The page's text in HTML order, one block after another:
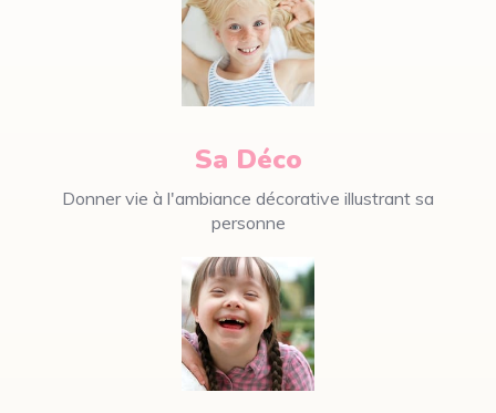
Sa Déco
Donner vie à l'ambiance décorative illustrant sa
personne